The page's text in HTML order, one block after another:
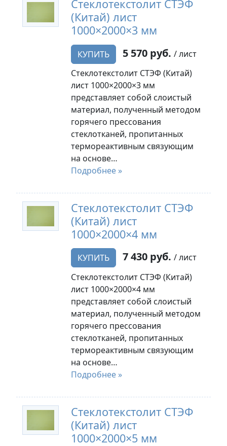
Стеклотекстолит СТЭФ
(Китай) лист
1000×2000×3 мм
КУПИТЬ 5 570 руб. / лист
Стеклотекстолит СТЭФ (Китай)
лист 1000×2000×3 мм
представляет собой слоистый
материал, полученный методом
горячего прессования
стеклотканей, пропитанных
термореактивным связующим
на основе…
Подробнее »
Стеклотекстолит СТЭФ
(Китай) лист
1000×2000×4 мм
КУПИТЬ 7 430 руб. / лист
Стеклотекстолит СТЭФ (Китай)
лист 1000×2000×4 мм
представляет собой слоистый
материал, полученный методом
горячего прессования
стеклотканей, пропитанных
термореактивным связующим
на основе…
Подробнее »
Стеклотекстолит СТЭФ
(Китай) лист
1000×2000×5 мм